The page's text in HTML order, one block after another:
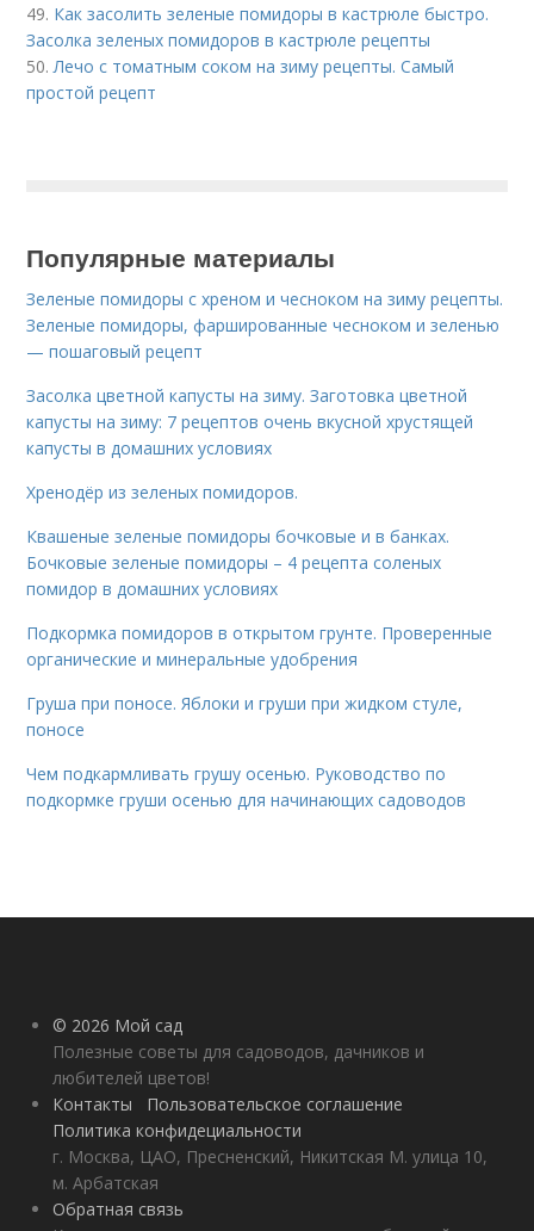
49. Как засолить зеленые помидоры в кастрюле быстро.
Засолка зеленых помидоров в кастрюле рецепты
50.Лечо с томатным соком на зиму рецепты. Самый
простой рецепт
Популярные материалы
Зеленые помидоры с хреном и чесноком на зиму рецепты.
Зеленые помидоры, фаршированные чесноком и зеленью
— пошаговый рецепт
Засолка цветной капусты на зиму. Заготовка цветной
капусты на зиму: 7 рецептов очень вкусной хрустящей
капусты в домашних условиях
Хренодёр из зеленых помидоров.
Квашеные зеленые помидоры бочковые и в банках.
Бочковые зеленые помидоры – 4 рецепта соленых
помидор в домашних условиях
Подкормка помидоров в открытом грунте. Проверенные
органические и минеральные удобрения
Груша при поносе. Яблоки и груши при жидком стуле,
поносе
Чем подкармливать грушу осенью. Руководство по
подкормке груши осенью для начинающих садоводов
© 2026 Мой сад
Полезные советы для садоводов, дачников и
любителей цветов!
Контакты
Пользовательское соглашение
Политика конфидециальности
г. Москва, ЦАО, Пресненский, Никитская М. улица 10,
м. Арбатская
Обратная связь